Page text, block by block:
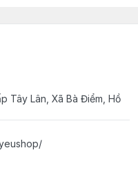
Tây Lân, Xã Bà Điểm, Hồ